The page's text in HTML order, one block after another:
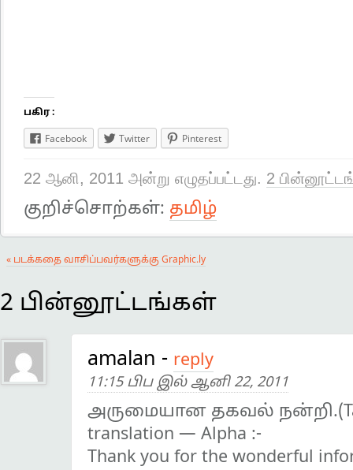
பகிர :
Facebook Twitter Pinterest
22 ஆனி, 2011 அன்று எழுதப்பட்டது. 2
குறிச்சொற்கள்: தமிழ்
« படக்கதை வாசிப்பவர்களுக்கு Graphic.ly
2 பின்னூட்டங்கள்
amalan - reply
11:15 பிப இல் ஆனி 22, 2011
அருமையான தகவல்
translation — Alpha :-
Thank you for the wonderful